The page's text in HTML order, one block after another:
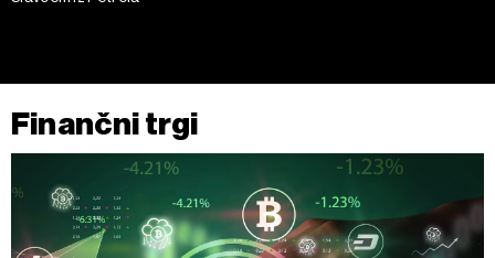
Finančni trgi